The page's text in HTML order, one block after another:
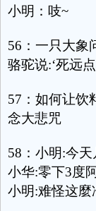
小明：吱~
56：一只大象
骆驼说:‘死远
57：如何让饮
念大悲咒
58：小明:今天
小华:零下3度
小明:难怪这麼